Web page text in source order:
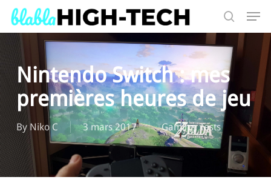
Skip
main
content
Search
Nintendo Switch : mes
premières heures de jeu
By Niko C 3 mars 2017 Gaming,Tests